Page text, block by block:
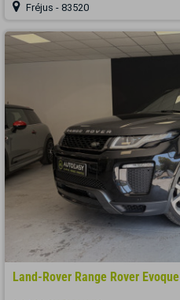
Fréjus - 83520
Land-Rover Range Rover Evoque